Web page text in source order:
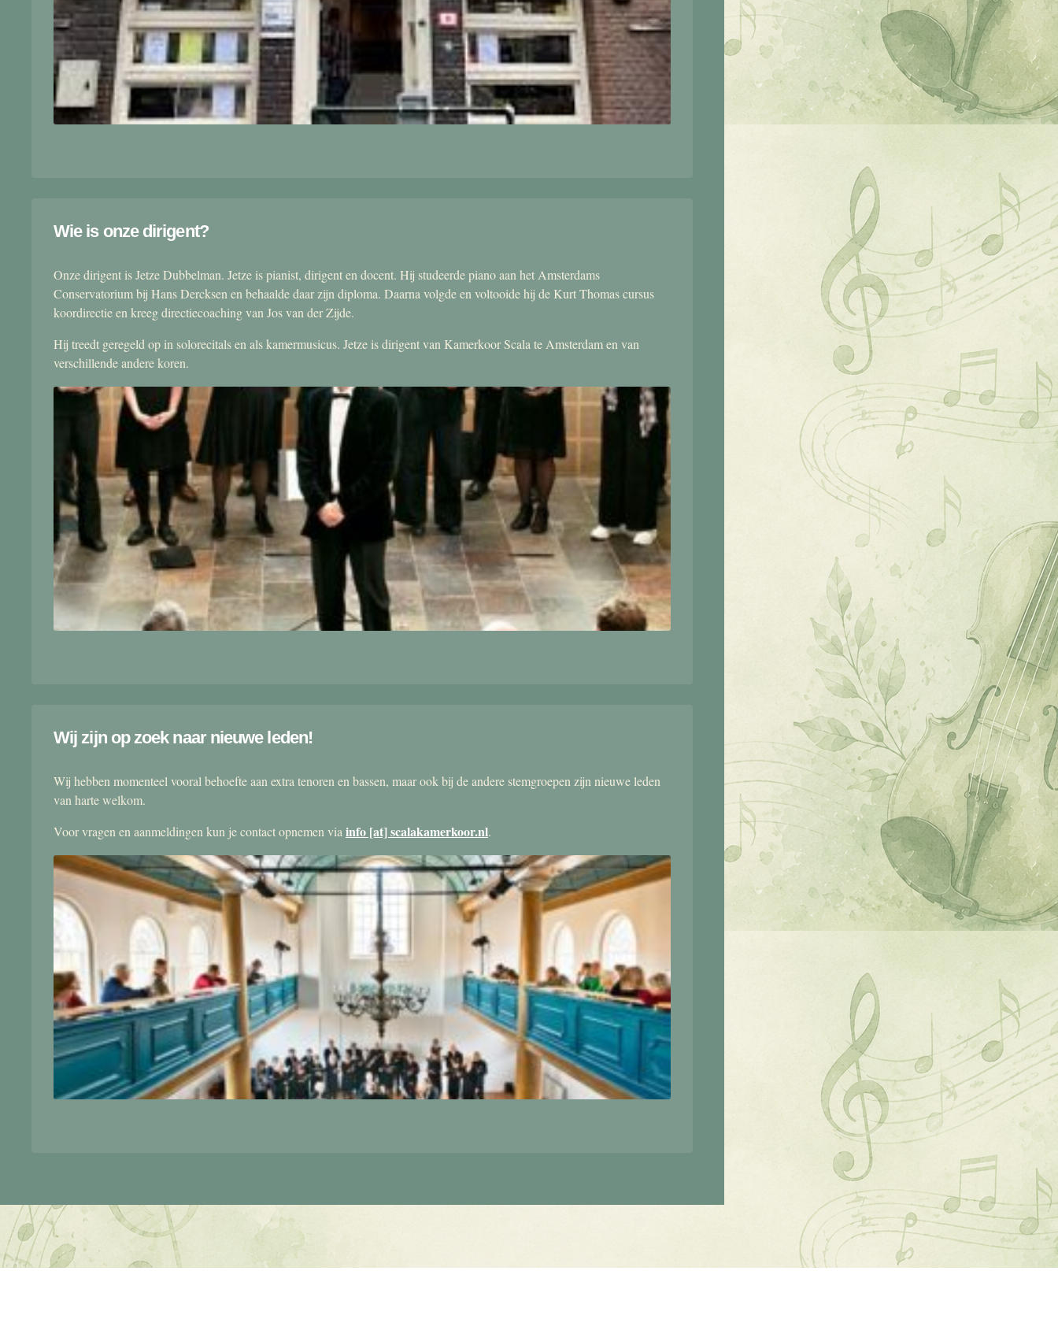
Wie is onze dirigent?
Onze dirigent is Jetze Dubbelman. Jetze is pianist, dirigent en docent. Hij studeerde piano aan het Amsterdams
Conservatorium bij Hans Dercksen en behaalde daar zijn diploma. Daarna volgde en voltooide hij de Kurt Thomas cursus
koordirectie en kreeg directiecoaching van Jos van der Zijde.
Hij treedt geregeld op in solorecitals en als kamermusicus. Jetze is dirigent van Kamerkoor Scala te Amsterdam en van
verschillende andere koren.
Wij zijn op zoek naar nieuwe leden!
Wij hebben momenteel vooral behoefte aan extra tenoren en bassen, maar ook bij de andere stemgroepen zijn nieuwe leden
van harte welkom.
Voor vragen en aanmeldingen kun je contact opnemen via info [at] scalakamerkoor.nl.